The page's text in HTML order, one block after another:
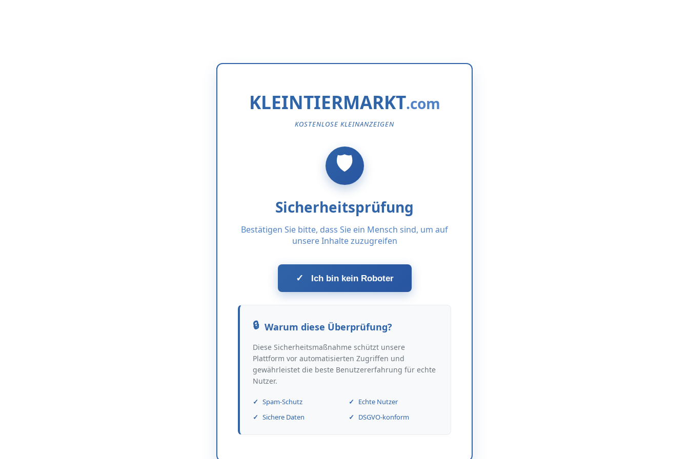
KLEINTIERMARKT
KOSTENLOSE KLEINANZEIGEN
Sicherheitsprüfung
Bestätigen Sie bitte, dass Sie ein Mensch sind, um auf
unsere Inhalte zuzugreifen
✓ Ich bin kein Roboter
Warum diese Überprüfung?
Diese Sicherheitsmaßnahme schützt unsere
Plattform vor automatisierten Zugriffen und
gewährleistet die beste Benutzererfahrung für echte
Nutzer.
Spam-Schutz
Echte Nutzer
Sichere Daten
DSGVO-konform